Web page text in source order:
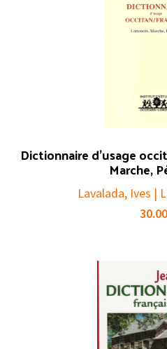
Dictionnaire d’usage
Marche,
Lavalada, Ives |
30.00